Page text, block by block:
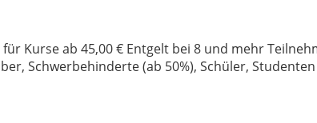
Kurse ab 45,00 € Entgelt bei 8 und mehr
Schwerbehinderte (ab 50%), Schüler,